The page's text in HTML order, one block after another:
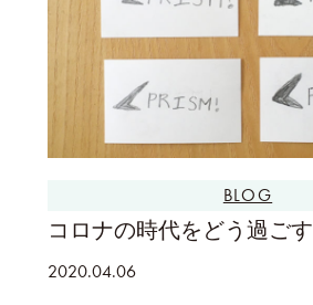
BLOG
コロナの時代をどう過ごす
2020.04.06